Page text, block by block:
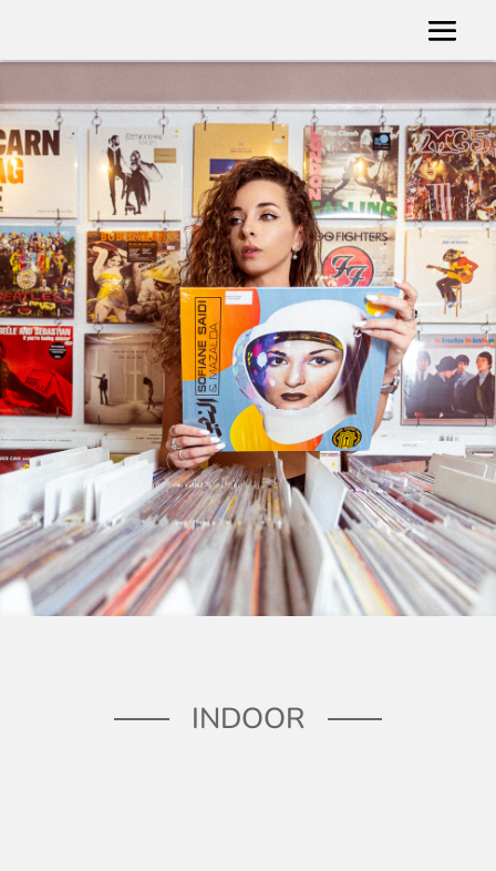
INDOOR